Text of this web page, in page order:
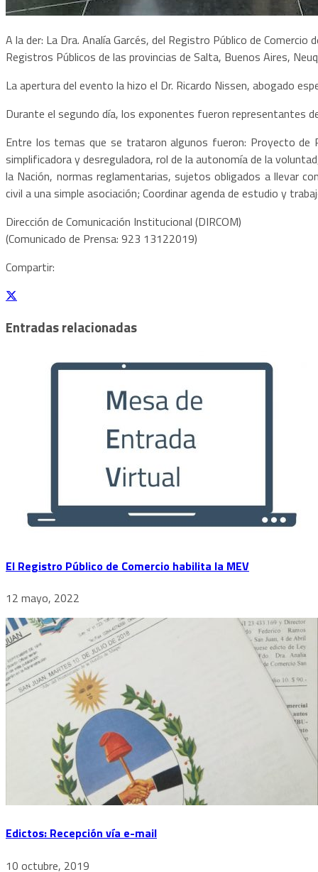
A la der: La Dra. Analía Garcés, del Registro Público de
Registros Públicos de las provincias de Salta, Buenos Aires,
La apertura del evento la hizo el Dr. Ricardo Nissen, abogado
Durante el segundo día, los exponentes fueron representantes
Entre los temas que se trataron algunos fueron: Proyecto de
simplificadora y desreguladora, rol de la autonomía de la
la Nación, normas reglamentarias, sujetos obligados a llevar
civil a una simple asociación; Coordinar agenda de estudio y
Dirección de Comunicación Institucional (DIRCOM)
(Comunicado de Prensa: 923 13122019)
Compartir:
Entradas relacionadas
El Registro Público de Comercio habilita la MEV
12 mayo, 2022
Edictos: Recepción vía e-mail
10 octubre, 2019